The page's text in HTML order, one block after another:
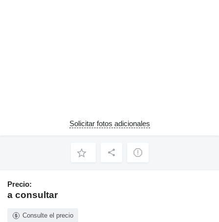
Solicitar fotos adicionales
Precio:
a consultar
Consulte el precio